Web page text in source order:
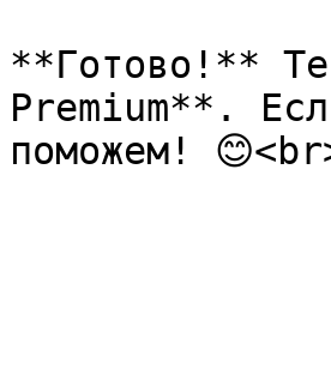
**Готово!**
Premium**.